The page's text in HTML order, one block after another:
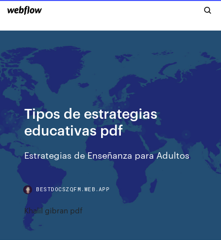
Tipos de estrategias
educativas pdf
Estrategias de Enseñanza para Adultos
BESTDOCSZQFM.WEB.APP
Khalil gibran pdf